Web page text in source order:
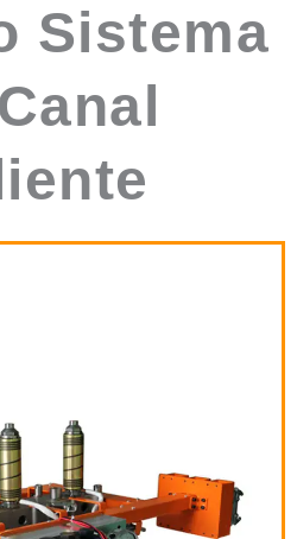
Sistema